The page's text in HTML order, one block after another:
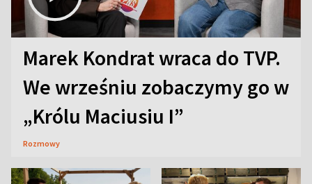
Marek Kondrat wraca do TVP.
We wrześniu zobaczymy go w
„Królu Maciusiu I”
Rozmowy